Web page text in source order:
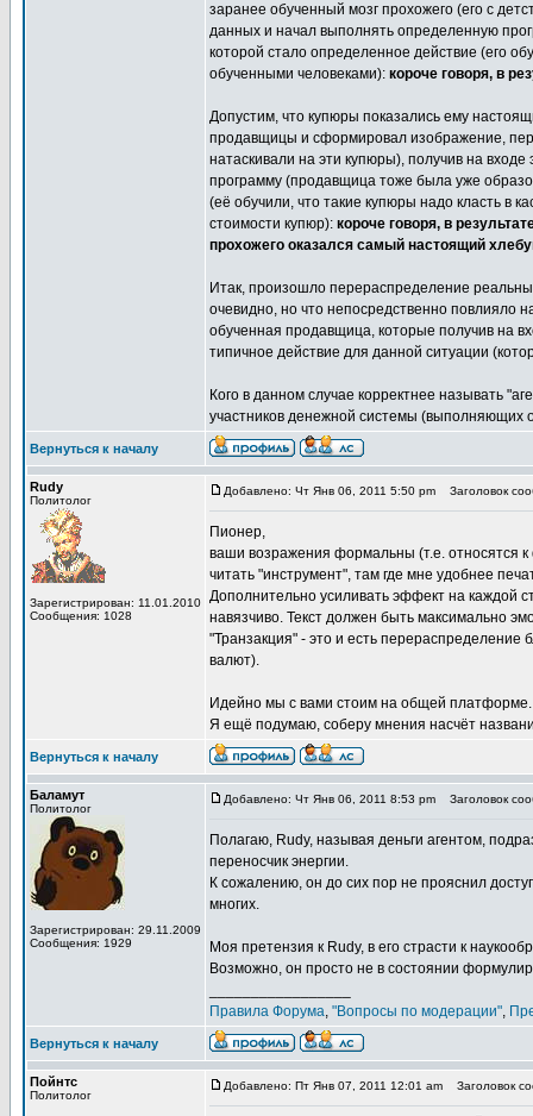
заранее обученный мозг прохожего (его с
данных и начал выполнять определенную
которой стало определенное действие (его
обученными человеками): короче говоря, в
Допустим, что купюры показались ему
продавщицы и сформировал изображение,
натаскивали на эти купюры), получив на
программу (продавщица тоже была уже
(её обучили, что такие купюры надо класть в
стоимости купюр): короче говоря, в
прохожего оказался самый настоящий
Итак, произошло перераспределение
очевидно, но что непосредственно повлияло
обученная продавщица, которые получив на
типичное действие для данной ситуации
Кого в данном случае корректнее называть
участников денежной системы (выполняющих
Вернуться к началу
Rudy
Политолог
Зарегистрирован: 11.01.2010
Сообщения: 1028
Добавлено: Чт Янв 06, 2011 5:50 pm Заголовок
Пионер,
ваши возражения формальны (т.е. относятся
читать "инструмент", там где мне удобнее
Дополнительно усиливать эффект на каждой
навязчиво. Текст должен быть максимально
"Транзакция" - это и есть
валют).
Идейно мы с вами стоим на общей
Я ещё подумаю, соберу мнения насчёт
Вернуться к началу
Баламут
Политолог
Зарегистрирован: 29.11.2009
Сообщения: 1929
Добавлено: Чт Янв 06, 2011 8:53 pm Заголовок
Полагаю, Rudy, называя деньги агентом,
переносчик энергии.
К сожалению, он до сих пор не прояснил
многих.
Моя претензия к Rudy, в его страсти к
Возможно, он просто не в состоянии
Правила Форума, "Вопросы по модерации",
Вернуться к началу
Пойнтс
Политолог
Добавлено: Пт Янв 07, 2011 12:01 am Заголовок